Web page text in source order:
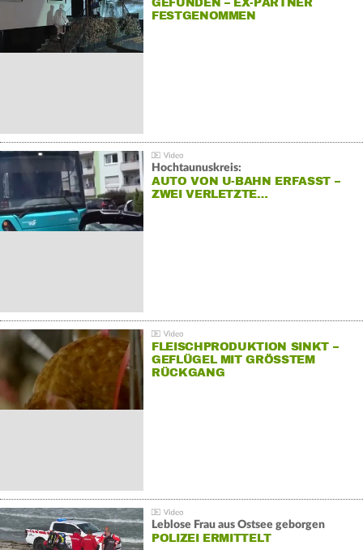
GEFUNDEN – EX-PARTNER
FESTGENOMMEN
Hochtaunuskreis:
AUTO VON U-BAHN ERFASST –
ZWEI VERLETZTE…
FLEISCHPRODUKTION SINKT –
GEFLÜGEL MIT GRÖSSTEM R
ÜCKGANG
Leblose Frau aus Ostsee geborgen
POLIZEI ERMITTELT